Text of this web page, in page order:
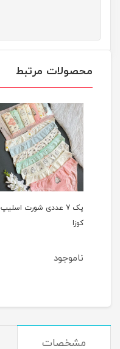
محصولات مرتبط
پک 7 عددی شورت اسلیپ
کوزا
ناموجود
مشخصات